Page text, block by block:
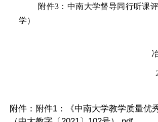
附件3：中南大学督导同行听课
学）
附件： 附件1：《中南大学教学质量优